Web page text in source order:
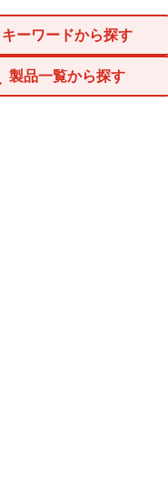
キーワードから探す
製品一覧から探す